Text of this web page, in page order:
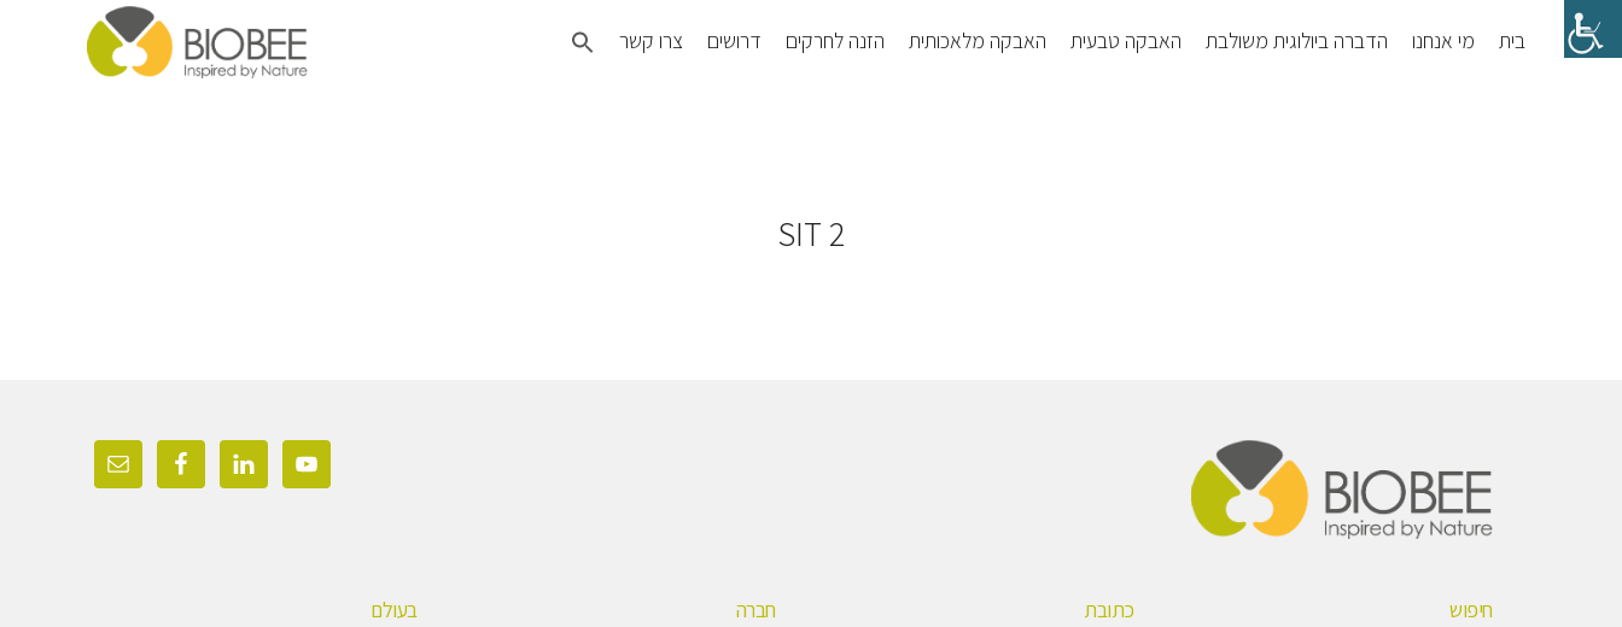
Skip
to
Skip
to
בית מי אנחנו הדברה ביולוגית משולבת האבקה טבעית האבקה מלאכותית הזנה לחרקים דרושים צרו קשר Search
for:
SIT 2
בעולם חברה כתובת חיפוש